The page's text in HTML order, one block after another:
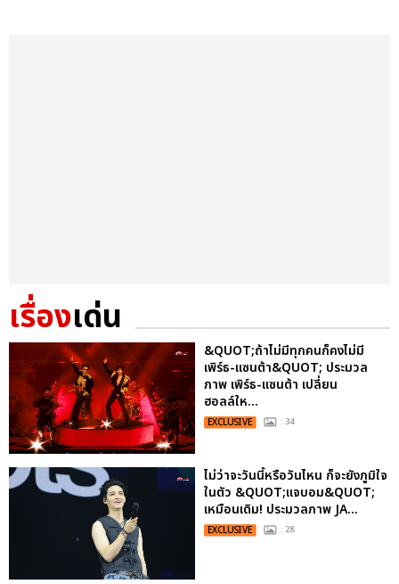
เรื่องเด่น
&QUOT;ถ้าไม่มีทุกคนก็คงไม่มี
เพิร์ธ-แซนต้า&QUOT; ประมวล
ภาพ เพิร์ธ-แซนต้า เปลี่ยน
ฮอลล์ให...
EXCLUSIVE : 34
ไม่ว่าจะวันนี้หรือวันไหน ก็จะยังภูมิใจ
ในตัว &QUOT;แจบอม&QUOT;
เหมือนเดิม! ประมวลภาพ JA...
EXCLUSIVE : 28